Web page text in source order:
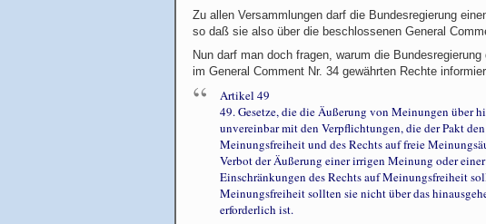
Zu allen Versammlungen darf die Bundesregierung
so daß sie also über die beschlossenen General
Nun darf man doch fragen, warum die
im General Comment Nr. 34 gewährten Rechte
Artikel 49
49. Gesetze, die die Äußerung von Meinungen über
unvereinbar mit den Verpflichtungen, die der Pakt
Meinungsfreiheit und des Rechts auf freie
Verbot der Äußerung einer irrigen Meinung oder
Einschränkungen des Rechts auf Meinungsfreiheit
Meinungsfreiheit sollten sie nicht über das
erforderlich ist.